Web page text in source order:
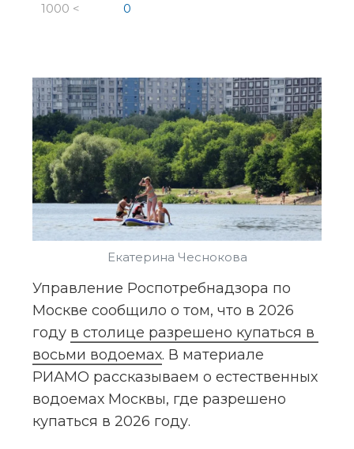
1000 < 0
Екатерина Чеснокова
Управление Роспотребнадзора по
Москве сообщило о том, что в 2026
году в столице разрешено купаться в
восьми водоемах. В материале
РИАМО рассказываем о естественных
водоемах Москвы, где разрешено
купаться в 2026 году.